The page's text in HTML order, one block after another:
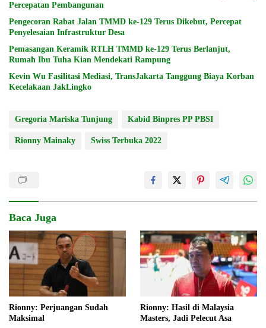
Percepatan Pembangunan
Pengecoran Rabat Jalan TMMD ke-129 Terus Dikebut, Percepat
Penyelesaian Infrastruktur Desa
Pemasangan Keramik RTLH TMMD ke-129 Terus Berlanjut,
Rumah Ibu Tuha Kian Mendekati Rampung
Kevin Wu Fasilitasi Mediasi, TransJakarta Tanggung Biaya Korban
Kecelakaan JakLingko
Gregoria Mariska Tunjung Kabid Binpres PP PBSI
Rionny Mainaky Swiss Terbuka 2022
Baca Juga
Rionny: Perjuangan Sudah
Maksimal
Rionny: Hasil di Malaysia
Masters, Jadi Pelecut Asa